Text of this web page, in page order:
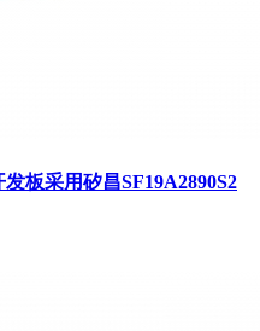
板采用矽昌SF19A2890S2